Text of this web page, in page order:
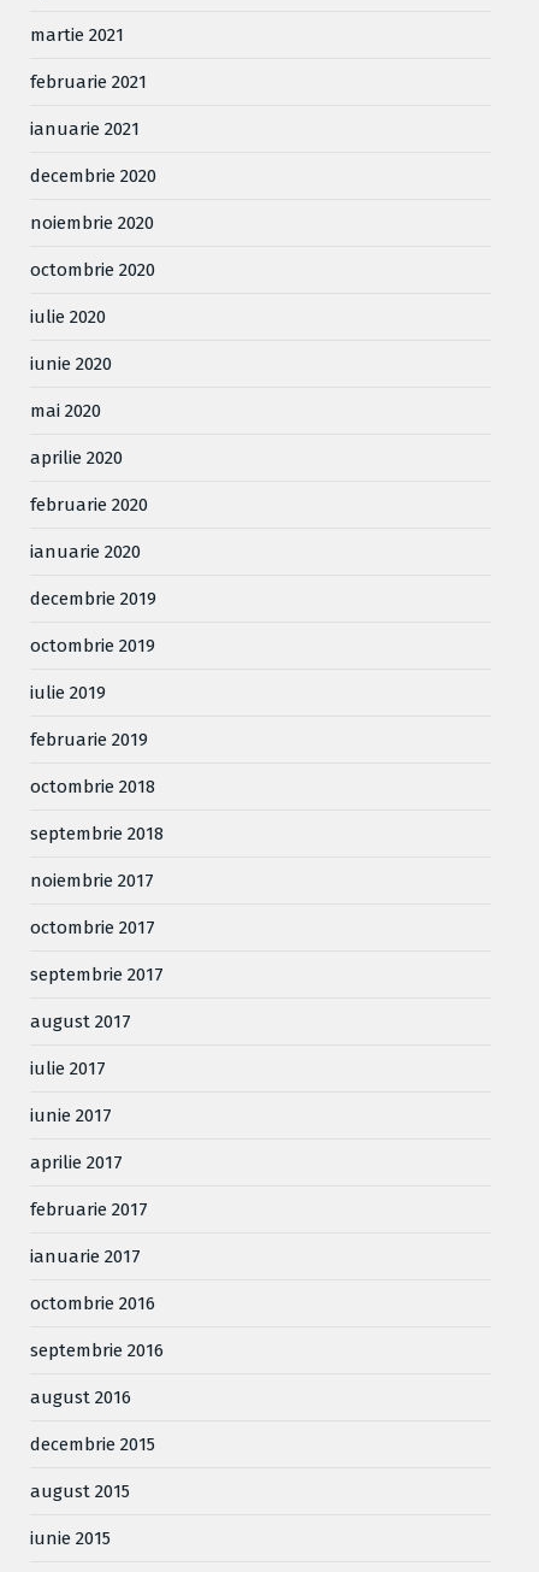
martie 2021
februarie 2021
ianuarie 2021
decembrie 2020
noiembrie 2020
octombrie 2020
iulie 2020
iunie 2020
mai 2020
aprilie 2020
februarie 2020
ianuarie 2020
decembrie 2019
octombrie 2019
iulie 2019
februarie 2019
octombrie 2018
septembrie 2018
noiembrie 2017
octombrie 2017
septembrie 2017
august 2017
iulie 2017
iunie 2017
aprilie 2017
februarie 2017
ianuarie 2017
octombrie 2016
septembrie 2016
august 2016
decembrie 2015
august 2015
iunie 2015